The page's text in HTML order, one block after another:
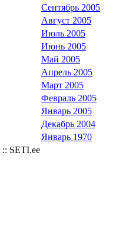
Сентябрь 2005
Август 2005
Июль 2005
Июнь 2005
Май 2005
Апрель 2005
Март 2005
Февраль 2005
Январь 2005
Декабрь 2004
Январь 1970
:: SETI.ee